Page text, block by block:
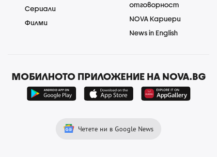
Сериали
Филми
отговорност
NOVA Кариери
News in English
МОБИЛНОТО ПРИЛОЖЕНИЕ НА NOVA.BG
Четете ни в Google News